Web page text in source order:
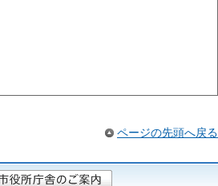
ページの先頭へ戻る